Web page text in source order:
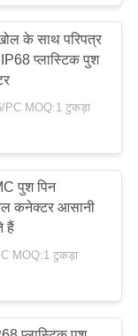
के साथ परिपत्र
प्लास्टिक पुश
PC MOQ:1 टुकड़ा
पुश पिन
कनेक्टर आसानी
हैं
MOQ:1 टुकड़ा